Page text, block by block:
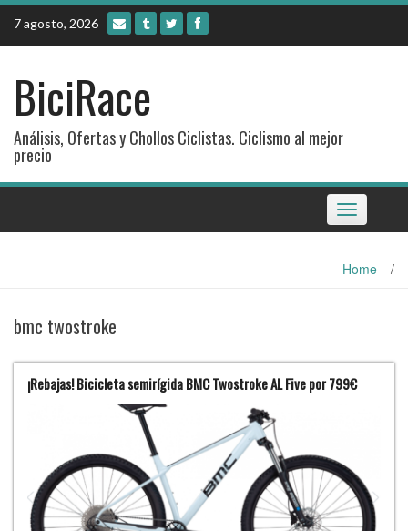
Skip
content
7 agosto, 2026
BiciRace
Análisis, Ofertas y Chollos Ciclistas. Ciclismo al mejor
precio
Toggle
navigation
Home /
bmc twostroke
¡Rebajas! Bicicleta semirígida BMC Twostroke AL Five por 799€